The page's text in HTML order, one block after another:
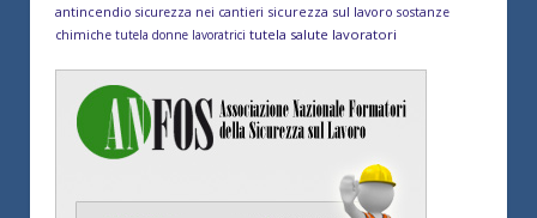
antincendio sicurezza nei cantieri sicurezza sul lavoro sostanze
chimiche tutela donne lavoratrici tutela salute lavoratori